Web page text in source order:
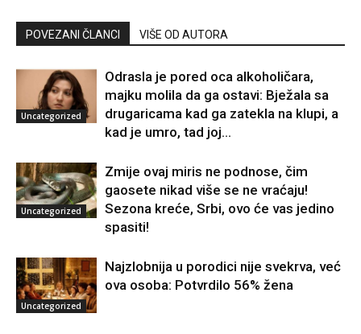
POVEZANI ČLANCI VIŠE OD AUTORA
Uncategorized
Odrasla je pored oca alkoholičara,
majku molila da ga ostavi: Bježala sa
drugaricama kad ga zatekla na klupi, a
kad je umro, tad joj...
Uncategorized
Zmije ovaj miris ne podnose, čim
gaosete nikad više se ne vraćaju!
Sezona kreće, Srbi, ovo će vas jedino
spasiti!
Uncategorized
Najzlobnija u porodici nije svekrva, već
ova osoba: Potvrdilo 56% žena